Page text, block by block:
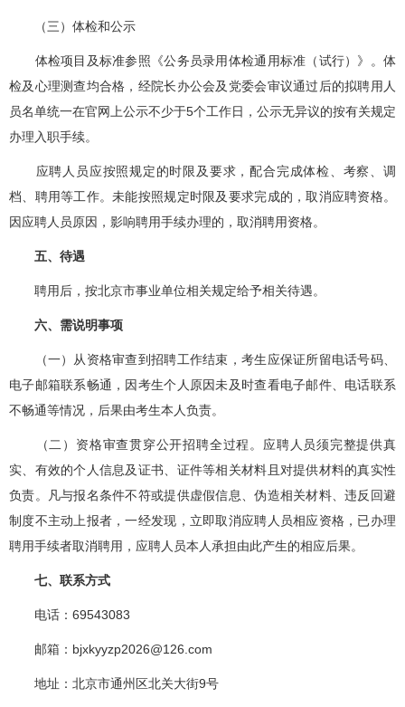
（三）体检和公示
体检项目及标准参照《公务员录用体检通用标准（试行）》。体
检及心理测查均合格，经院长办公会及党委会审议通过后的拟聘用人
员名单统一在官网上公示不少于5个工作日，公示无异议的按有关规定
办理入职手续。
应聘人员应按照规定的时限及要求，配合完成体检、考察、调
档、聘用等工作。未能按照规定时限及要求完成的，取消应聘资格。
因应聘人员原因，影响聘用手续办理的，取消聘用资格。
五、待遇
聘用后，按北京市事业单位相关规定给予相关待遇。
六、需说明事项
（一）从资格审查到招聘工作结束，考生应保证所留电话号码、
电子邮箱联系畅通，因考生个人原因未及时查看电子邮件、电话联系
不畅通等情况，后果由考生本人负责。
（二）资格审查贯穿公开招聘全过程。应聘人员须完整提供真
实、有效的个人信息及证书、证件等相关材料且对提供材料的真实性
负责。凡与报名条件不符或提供虚假信息、伪造相关材料、违反回避
制度不主动上报者，一经发现，立即取消应聘人员相应资格，已办理
聘用手续者取消聘用，应聘人员本人承担由此产生的相应后果。
七、联系方式
电话：69543083
邮箱：bjxkyyzp2026@126.com
地址：北京市通州区北关大街9号